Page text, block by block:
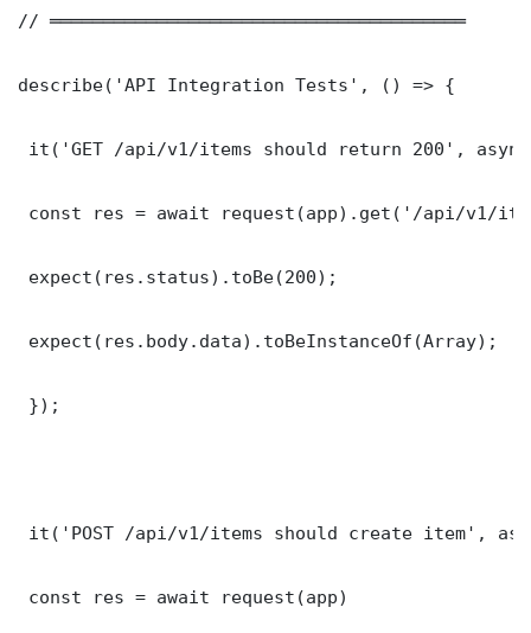
// ═══════════════════════════════════════
describe('API Integration Tests', () => {
it('GET /api/v1/items should return 200',
const res = await request(app).get('/api/v1/
expect(res.status).toBe(200);
expect(res.body.data).toBeInstanceOf(Array);
});
it('POST /api/v1/items should create item',
const res = await request(app)